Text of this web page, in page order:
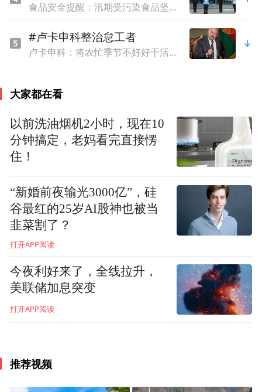
食品安全提醒：汛期受污染食品坚决不能食用
#卢卡申科整治怠工者
卢卡申科：将农忙季节不好好干活的人都发配边疆充军！
大家都在看
以前洗油烟机2小时，现在10
分钟搞定，老妈看完直接愣
住！
“新婚前夜输光3000亿”，硅
谷最红的25岁AI股神也被当
韭菜割了？
打开APP阅读
今夜利好来了，全线拉升，
美联储加息突变
打开APP阅读
推荐视频